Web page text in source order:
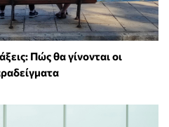
Πώς θα γίνονται οι